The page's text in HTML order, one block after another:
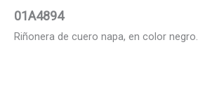
01A4894
Riñonera de cuero napa, en color negro.